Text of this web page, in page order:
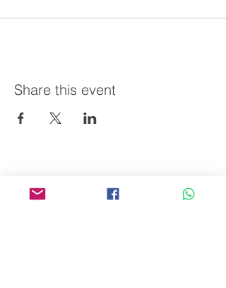
Share this event